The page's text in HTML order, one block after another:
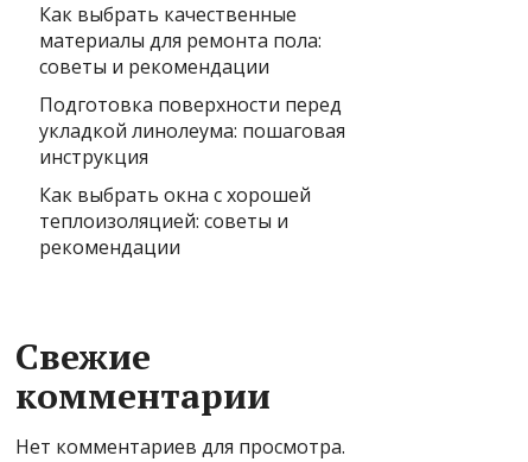
Как выбрать качественные
материалы для ремонта пола:
советы и рекомендации
Подготовка поверхности перед
укладкой линолеума: пошаговая
инструкция
Как выбрать окна с хорошей
теплоизоляцией: советы и
рекомендации
Свежие
комментарии
Нет комментариев для просмотра.